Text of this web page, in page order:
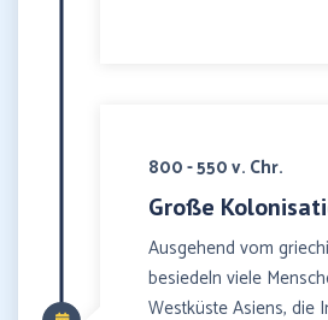
800 - 550 v. Chr.
Große
Ausgehend vom
besiedeln viele
Westküste Asiens, die